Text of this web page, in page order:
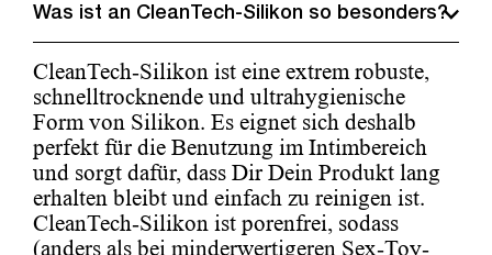
Was ist an CleanTech-Silikon so besonders?
CleanTech-Silikon ist eine extrem robuste,
schnelltrocknende und ultrahygienische
Form von Silikon. Es eignet sich deshalb
perfekt für die Benutzung im Intimbereich
und sorgt dafür, dass Dir Dein Produkt lang
erhalten bleibt und einfach zu reinigen ist.
CleanTech-Silikon ist porenfrei, sodass
(anders als bei minderwertigeren Sex-Toy-